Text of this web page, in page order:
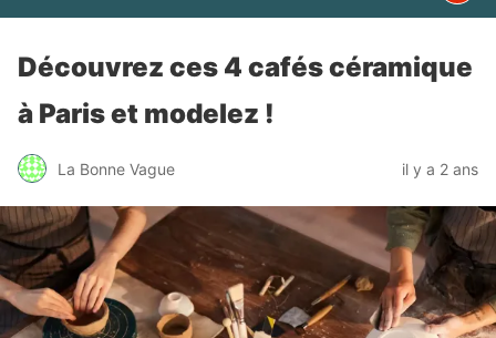
Découvrez ces 4 cafés céramique
à Paris et modelez !
La Bonne Vague il y a 2 ans